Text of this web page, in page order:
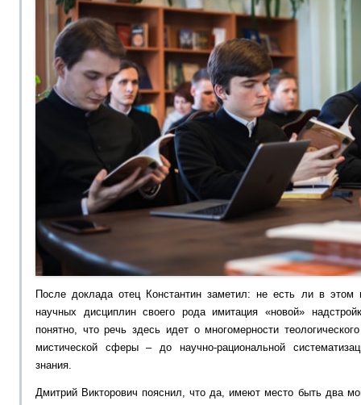
После доклада отец Константин заметил: не есть ли в этом
научных дисциплин своего рода имитация «новой»
понятно, что речь здесь идет о многомерности
мистической сферы – до научно-рациональной
знания.
Дмитрий Викторович пояснил, что да, имеют место быть два